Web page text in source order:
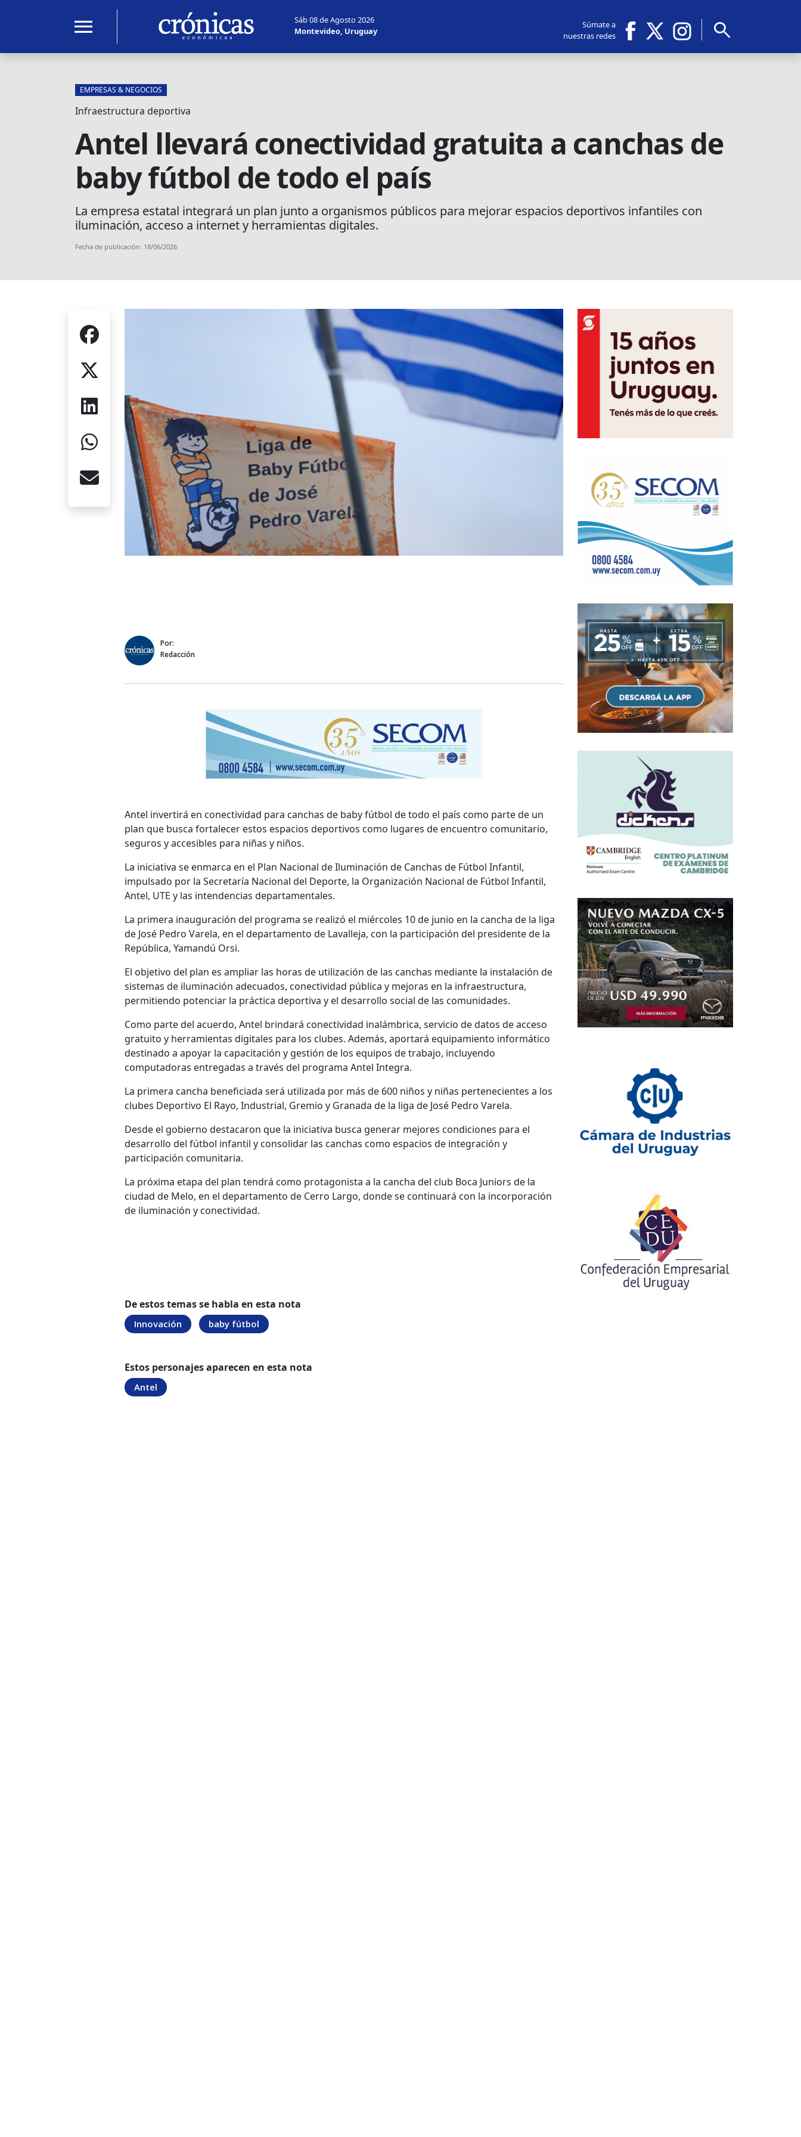
menu
Sáb 08 de Agosto 2026
Montevideo, Uruguay
Súmate a
nuestras redes
search
EMPRESAS & NEGOCIOS
Infraestructura deportiva
Antel llevará conectividad gratuita a canchas de
baby fútbol de todo el país
La empresa estatal integrará un plan junto a organismos públicos para mejorar espacios deportivos infantiles con
iluminación, acceso a internet y herramientas digitales.
Fecha de publicación: 18/06/2026
Por:
Redacción
Antel invertirá en conectividad para canchas de baby fútbol de todo el país como parte de un
plan que busca fortalecer estos espacios deportivos como lugares de encuentro comunitario,
seguros y accesibles para niñas y niños.
La iniciativa se enmarca en el Plan Nacional de Iluminación de Canchas de Fútbol Infantil,
impulsado por la Secretaría Nacional del Deporte, la Organización Nacional de Fútbol Infantil,
Antel, UTE y las intendencias departamentales.
La primera inauguración del programa se realizó el miércoles 10 de junio en la cancha de la liga
de José Pedro Varela, en el departamento de Lavalleja, con la participación del presidente de la
República, Yamandú Orsi.
El objetivo del plan es ampliar las horas de utilización de las canchas mediante la instalación de
sistemas de iluminación adecuados, conectividad pública y mejoras en la infraestructura,
permitiendo potenciar la práctica deportiva y el desarrollo social de las comunidades.
Como parte del acuerdo, Antel brindará conectividad inalámbrica, servicio de datos de acceso
gratuito y herramientas digitales para los clubes. Además, aportará equipamiento informático
destinado a apoyar la capacitación y gestión de los equipos de trabajo, incluyendo
computadoras entregadas a través del programa Antel Integra.
La primera cancha beneficiada será utilizada por más de 600 niños y niñas pertenecientes a los
clubes Deportivo El Rayo, Industrial, Gremio y Granada de la liga de José Pedro Varela.
Desde el gobierno destacaron que la iniciativa busca generar mejores condiciones para el
desarrollo del fútbol infantil y consolidar las canchas como espacios de integración y
participación comunitaria.
La próxima etapa del plan tendrá como protagonista a la cancha del club Boca Juniors de la
ciudad de Melo, en el departamento de Cerro Largo, donde se continuará con la incorporación
de iluminación y conectividad.
De estos temas se habla en esta nota
Innovación baby fútbol
Estos personajes aparecen en esta nota
Antel